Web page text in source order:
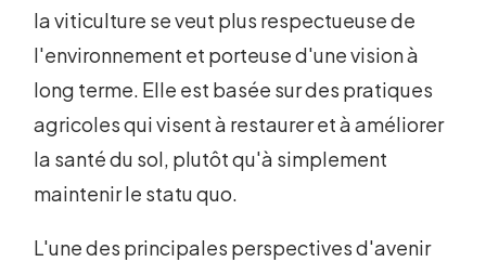
la viticulture se veut plus respectueuse de
l'environnement et porteuse d'une vision à
long terme. Elle est basée sur des pratiques
agricoles qui visent à restaurer et à améliorer
la santé du sol, plutôt qu'à simplement
maintenir le statu quo.
L'une des principales perspectives d'avenir